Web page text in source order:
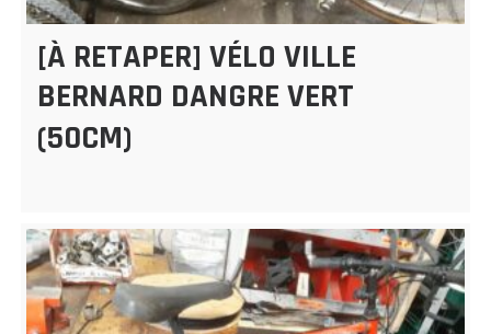
[À RETAPER] VÉLO VILLE
BERNARD DANGRE VERT
(50CM)